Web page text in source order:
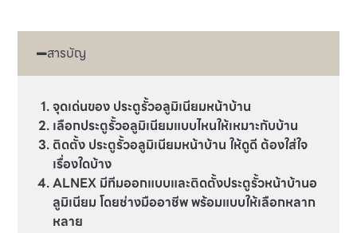
สารบัญ
จุดเด่นของ ประตูรั้วอลูมิเนียมหน้าบ้าน
เลือกประตูรั้วอลูมิเนียมแบบไหนให้เหมาะกับบ้าน
ติดตั้ง ประตูรั้วอลูมิเนียมหน้าบ้าน ให้ดูดี ต้องใส่ใจ
เรื่องใดบ้าง
ALNEX มีทีมออกแบบและติดตั้งประตูรั้วหน้าบ้านอ
ลูมิเนียม โดยช่างมืออาชีพ พร้อมแบบให้เลือกหลาก
หลาย